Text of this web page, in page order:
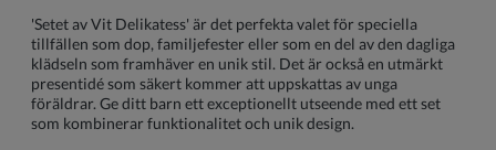
'Setet av Vit Delikatess' är det perfekta valet för speciella
tillfällen som dop, familjefester eller som en del av den dagliga
klädseln som framhäver en unik stil. Det är också en utmärkt
presentidé som säkert kommer att uppskattas av unga
föräldrar. Ge ditt barn ett exceptionellt utseende med ett set
som kombinerar funktionalitet och unik design.